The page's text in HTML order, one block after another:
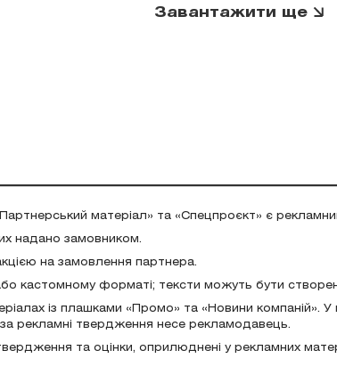
Завантажити ще
матеріал» та «Спецпроєкт» є
надано замовником.
на замовлення партнера.
кастомному форматі; тексти можуть бути
із плашками «Промо» та «Новини компаній».
за рекламні твердження несе рекламодавець.
та оцінки, оприлюднені у рекламних